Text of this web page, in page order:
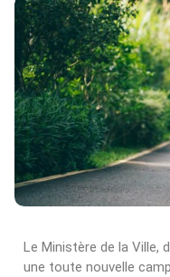
Le Ministère de la Ville,
une toute nouvelle